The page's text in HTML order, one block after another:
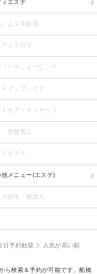
ィエステ
・ムダ毛処理
アイブロウ
ィースシェービング
トアップ・ケア
ドケア・マッサージ
骨盤矯正
ドエステ
他メニュー(エステ)
ズ脱毛・髭脱毛
日予約歓迎 人気が高い順
ら検索＆予約が可能です。船橋